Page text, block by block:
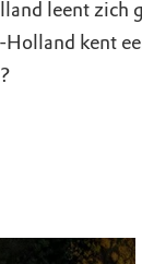
leent zich
Holland kent